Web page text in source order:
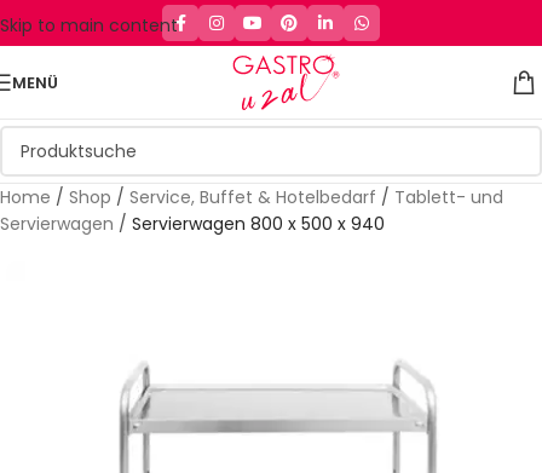
Skip to main content
MENÜ
Home / Shop / Service, Buffet & Hotelbedarf / Tablett- und
Servierwagen / Servierwagen 800 x 500 x 940